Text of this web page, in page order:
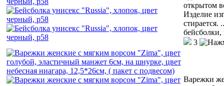
открытом
Изделие
стирается.
3
Варежки